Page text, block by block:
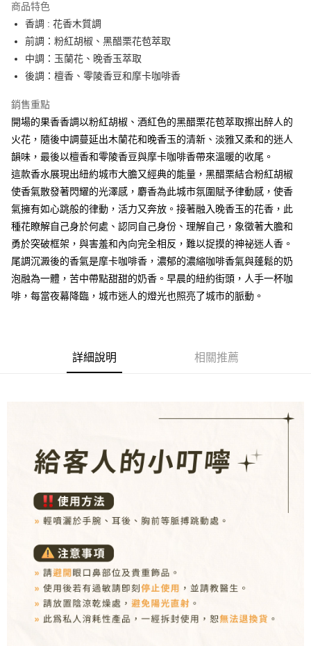
合作金庫商業銀行
華南商業銀行
上海商業儲蓄銀行
台北富邦商業銀行
國泰世華商業銀行
臺灣中小企業銀行
台中商業銀行
聯邦商業銀行
元大商業銀行
永豐商業銀行
星展（台灣）商業銀行
台新國際商業銀行
中國信託商業銀行
台灣樂天信用卡公司
超商取貨付款
LINE Pay
街口支付
全盈+PAY
AFTEE先享後付
相關說明
【關於「AFTEE先享後付」】
AFTEE先享後付是「在收到商品之後才付款」的支付方式。 讓您購物簡單
便利好安心！
１．簡單：不需註冊會員、不需綁卡、不需儲值。
２．便利：只要手機號碼，簡訊認證，即可結帳。
３．安心：先確認商品／服務後，再付款。
【「AFTEE先享後付」結帳流程】
１．於結帳方式選擇「AFTEE先享後付」後，將跳轉至「AFTEE先享後付」
結帳頁面，進行簡訊認證並確認金額後，即可完成結帳。
２．訂單成立數日內，您將收到繳費通知簡訊。
購買商品的店家。未經商家同意取消之訂單仍視為有效，需透過AFTEE先享
易，需依本服務之必要範圍內提供個人資料，並將交易相關給付款項請求債
權轉讓予恩沛科技股份有限公司。
https://aftee.tw/terms/#terms3
３．未成年的使用者請事先徵得法定代理人或監護人之同意方可使用
「AFTEE先享後付」，若未經同意申辦者引起之損失，本公司不負相關責
４．使用「AFTEE先享後付」時，將依據個別帳號之用戶狀況，依本公司即
時審查核予不同之上限額度；若仍有額度不足之情形，本公司將視審查結果
請求用戶進行身份認證。
５．嚴禁一人註冊多個帳號或使用他人資訊註冊。若發現惡意使用之情形，
恩沛科技股份有限公司將有權停止該用戶之使用額度並採取法律行動。
ATM付款
運送方式
全家取貨付款
每筆NT$80，滿NT$1,000(含以上)免運費
7-11取貨付款
每筆NT$90，滿NT$1,000(含以上)免運費
商品特色
香調 : 花香木質調
前調：粉紅胡椒、黑醋栗花苞萃取
中調：玉蘭花、晚香玉萃取
後調：檀香、零陵香豆和摩卡咖啡香
銷售重點
開場的果香香調以粉紅胡椒、酒紅色的黑醋栗花苞萃取擦出醉人的
火花，隨後中調蔓延出木蘭花和晚香玉的清新、淡雅又柔和的迷人
韻味，最後以檀香和零陵香豆與摩卡咖啡香帶來溫暖的收尾。
這款香水展現出紐約城市大膽又經典的能量，黑醋栗結合粉紅胡椒
使香氣散發著閃耀的光澤感，麝香為此城市氛圍賦予律動感，使香
氣擁有如心跳般的律動，活力又奔放。接著融入晚香玉的花香，此
種花瞭解自己身於何處、認同自己身份、理解自己，象徵著大膽和
勇於突破框架，與害羞和內向完全相反，難以捉摸的神祕迷人香。
尾調沉澱後的香氣是摩卡咖啡香，濃郁的濃縮咖啡香氣與蓬鬆的奶
泡融為一體，苦中帶點甜甜的奶香。早晨的紐約街頭，人手一杯咖
啡，每當夜幕降臨，城市迷人的燈光也照亮了城市的脈動。
詳細說明 相關推薦